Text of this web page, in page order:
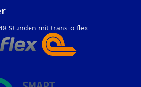
Stunden mit trans-o-flex